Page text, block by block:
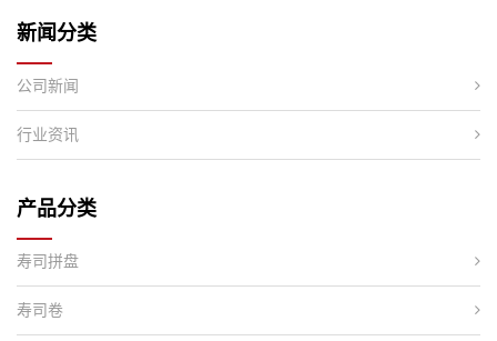
新闻分类
公司新闻
行业资讯
产品分类
寿司拼盘
寿司卷